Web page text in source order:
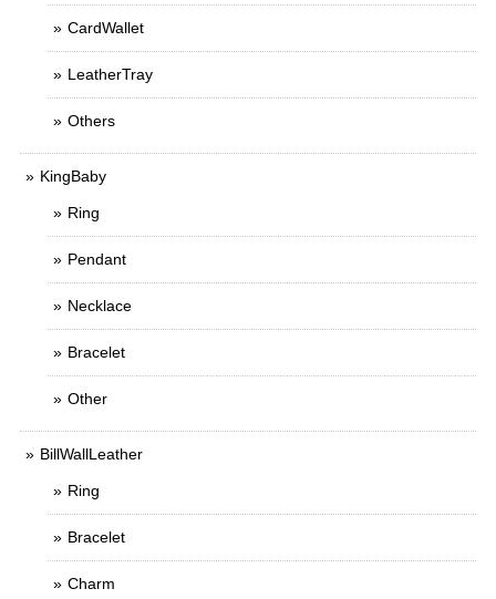
CardWallet
LeatherTray
Others
KingBaby
Ring
Pendant
Necklace
Bracelet
Other
BillWallLeather
Ring
Bracelet
Charm